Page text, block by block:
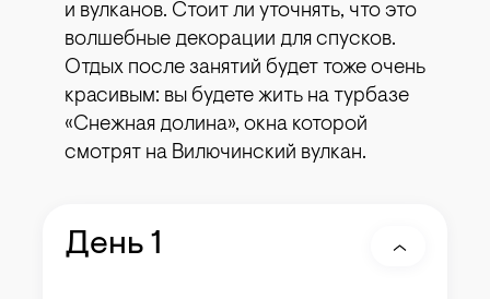
и вулканов. Стоит ли уточнять, что это
волшебные декорации для спусков.
Отдых после занятий будет тоже очень
красивым: вы будете жить на турбазе
«Снежная долина», окна которой
смотрят на Вилючинский вулкан.
День 1